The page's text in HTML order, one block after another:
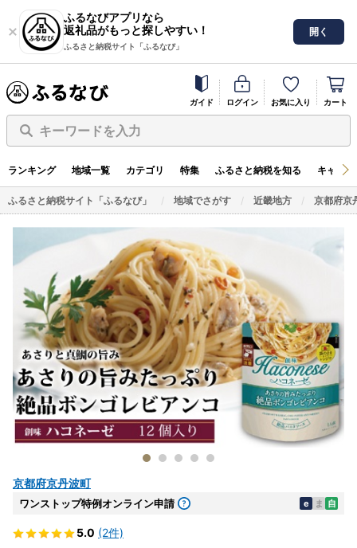
ふるなびアプリなら
返礼品がもっと探しやすい！
ふるさと納税サイト「ふるなび」
開く
ガイド ログイン お気に入り カート
キーワードを入力
ランキング 地域一覧 カテゴリ 特集 ふるさと納税を知る キャン
ふるさと納税サイト「ふるなび」 地域でさがす 近畿地方 京都府京
京都府京丹波町
ワンストップ特例オンライン申請 e ま 自
5.0 (2件)